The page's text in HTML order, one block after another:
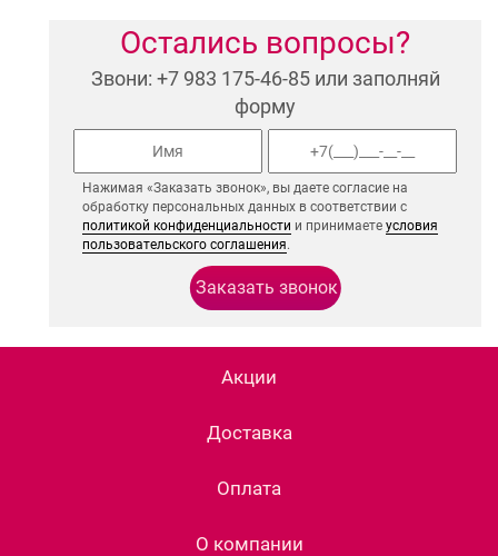
Остались вопросы?
Звони: +7 983 175-46-85 или заполняй
форму
Нажимая «Заказать звонок», вы даете согласие на
обработку персональных данных в соответствии с
политикой конфиденциальности и принимаетеусловия
пользовательского соглашения.
Акции
Доставка
Оплата
О компании